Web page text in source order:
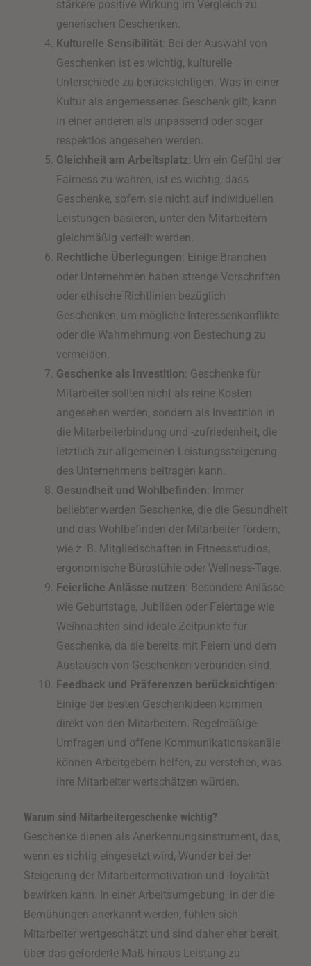
stärkere positive Wirkung im Vergleich zu
generischen Geschenken.
Kulturelle Sensibilität: Bei der Auswahl von
Geschenken ist es wichtig, kulturelle
Unterschiede zu berücksichtigen. Was in einer
Kultur als angemessenes Geschenk gilt, kann
in einer anderen als unpassend oder sogar
respektlos angesehen werden.
Gleichheit am Arbeitsplatz: Um ein Gefühl der
Fairness zu wahren, ist es wichtig, dass
Geschenke, sofern sie nicht auf individuellen
Leistungen basieren, unter den Mitarbeitern
gleichmäßig verteilt werden.
Rechtliche Überlegungen: Einige Branchen
oder Unternehmen haben strenge Vorschriften
oder ethische Richtlinien bezüglich
Geschenken, um mögliche Interessenkonflikte
oder die Wahrnehmung von Bestechung zu
vermeiden.
Geschenke als Investition: Geschenke für
Mitarbeiter sollten nicht als reine Kosten
angesehen werden, sondern als Investition in
die Mitarbeiterbindung und -zufriedenheit, die
letztlich zur allgemeinen Leistungssteigerung
des Unternehmens beitragen kann.
Gesundheit und Wohlbefinden: Immer
beliebter werden Geschenke, die die Gesundheit
und das Wohlbefinden der Mitarbeiter fördern,
wie z. B. Mitgliedschaften in Fitnessstudios,
ergonomische Bürostühle oder Wellness-Tage.
Feierliche Anlässe nutzen: Besondere Anlässe
wie Geburtstage, Jubiläen oder Feiertage wie
Weihnachten sind ideale Zeitpunkte für
Geschenke, da sie bereits mit Feiern und dem
Austausch von Geschenken verbunden sind.
Feedback und Präferenzen berücksichtigen:
Einige der besten Geschenkideen kommen
direkt von den Mitarbeitern. Regelmäßige
Umfragen und offene Kommunikationskanäle
können Arbeitgebern helfen, zu verstehen, was
ihre Mitarbeiter wertschätzen würden.
Warum sind Mitarbeitergeschenke wichtig?
Geschenke dienen als Anerkennungsinstrument, das,
wenn es richtig eingesetzt wird, Wunder bei der
Steigerung der Mitarbeitermotivation und -loyalität
bewirken kann. In einer Arbeitsumgebung, in der die
Bemühungen anerkannt werden, fühlen sich
Mitarbeiter wertgeschätzt und sind daher eher bereit,
über das geforderte Maß hinaus Leistung zu